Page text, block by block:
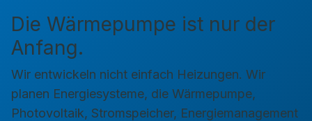
Die Wärmepumpe ist nur der
Anfang.
Wir entwickeln nicht einfach Heizungen. Wir
planen Energiesysteme, die Wärmepumpe,
Photovoltaik, Stromspeicher, Energiemanagement